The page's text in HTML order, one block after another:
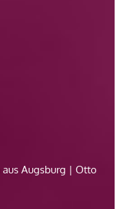
aus Augsburg | Otto